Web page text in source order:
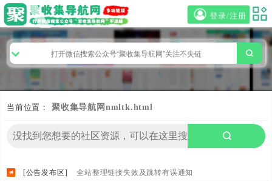
登录/注册
当前位置： 聚收集导航网 nmltk.html
[公告发布区] 全站整理链接失效及跳转有误通知